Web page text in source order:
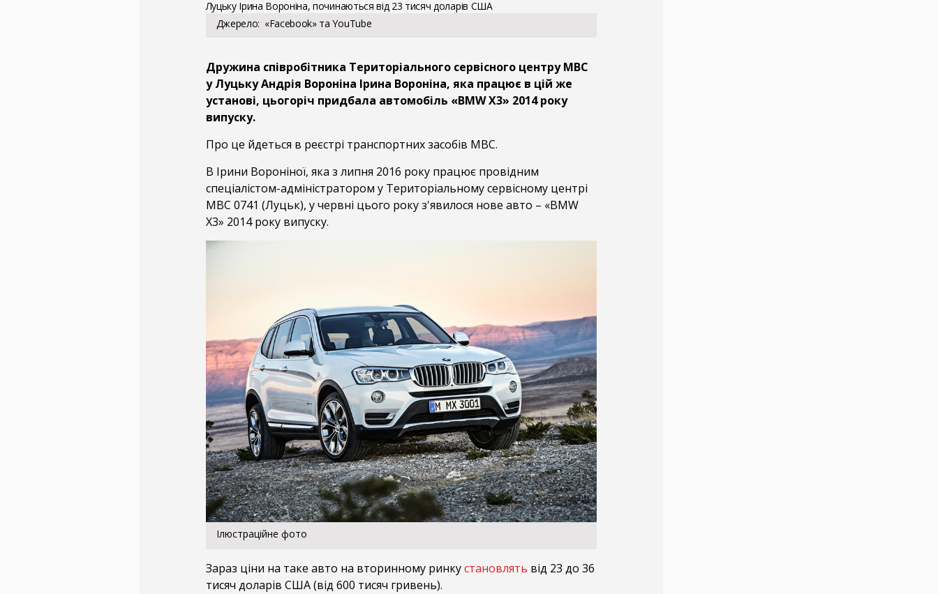
Луцьку Ірина Вороніна, починаються від 23 тисяч доларів США
Джерело «Facebook» та YouTube
Дружина співробітника Територіального сервісного центру МВС
у Луцьку Андрія Вороніна Ірина Вороніна, яка працює в цій же
установі, цьогоріч придбала автомобіль «BMW X3» 2014 року
випуску.
Про це йдеться в реєстрі транспортних засобів МВС.
В Ірини Вороніної, яка з липня 2016 року працює провідним
спеціалістом-адміністратором у Територіальному сервісному центрі
МВС 0741 (Луцьк), у червні цього року з'явилося нове авто – «BMW
X3» 2014 року випуску.
Ілюстраційне фото
Зараз ціни на таке авто на вторинному ринкустановлять від 23 до 36
тисяч доларів США (від 600 тисяч гривень).